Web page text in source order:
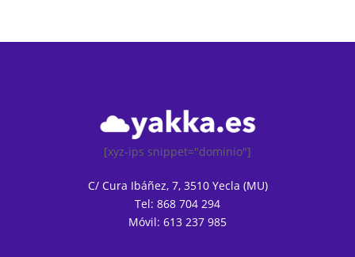
[xyz-ips snippet="dominio"]
C/ Cura Ibáñez, 7, 3510 Yecla (MU)
Tel: 868 704 294
Móvil: 613 237 985